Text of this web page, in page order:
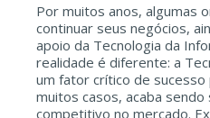
Por muitos anos, algumas
continuar seus negócios,
apoio da Tecnologia da
realidade é diferente: a
um fator crítico de sucesso
muitos casos, acaba sendo
competitivo no mercado.